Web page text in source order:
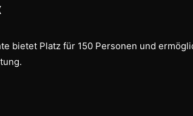
bietet Platz für 150 Personen und